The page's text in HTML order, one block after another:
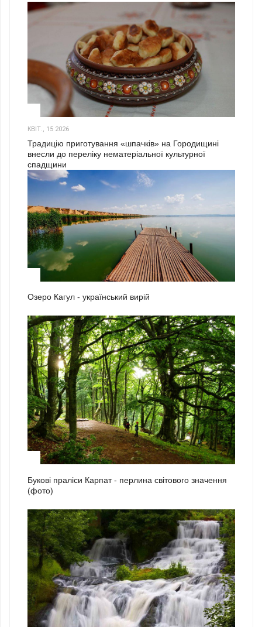
КВІТ., 15 2026
Традицію приготування «шпачків» на Городищині
внесли до переліку нематеріальної культурної
спадщини
Озеро Кагул - український вирій
Букові праліси Карпат - перлина світового значення
(фото)